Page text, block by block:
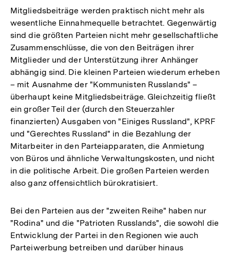
Mitgliedsbeiträge werden praktisch nicht mehr als
wesentliche Einnahmequelle betrachtet. Gegenwärtig
sind die größten Parteien nicht mehr gesellschaftliche
Zusammenschlüsse, die von den Beiträgen ihrer
Mitglieder und der Unterstützung ihrer Anhänger
abhängig sind. Die kleinen Parteien wiederum erheben
– mit Ausnahme der "Kommunisten Russlands" –
überhaupt keine Mitgliedsbeiträge. Gleichzeitig fließt
ein großer Teil der (durch den Steuerzahler
finanzierten) Ausgaben von "Einiges Russland", KPRF
und "Gerechtes Russland" in die Bezahlung der
Mitarbeiter in den Parteiapparaten, die Anmietung
von Büros und ähnliche Verwaltungskosten, und nicht
in die politische Arbeit. Die großen Parteien werden
also ganz offensichtlich bürokratisiert.
Bei den Parteien aus der "zweiten Reihe" haben nur
"Rodina" und die "Patrioten Russlands", die sowohl die
Entwicklung der Partei in den Regionen wie auch
Parteiwerbung betreiben und darüber hinaus